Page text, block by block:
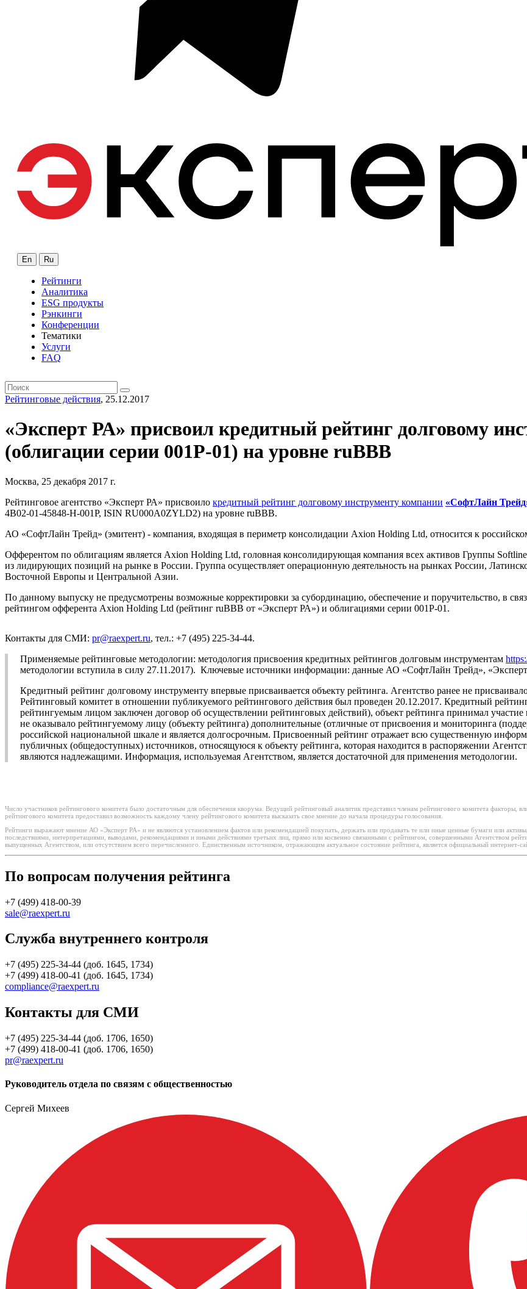
En Ru
Рейтинги
Аналитика
ESG продукты
Рэнкинги
Конференции
Тематики
Услуги
FAQ
Рейтинговые действия, 25.12.2017
«Эксперт РА» присвоил кредитный рейтинг долговому
(облигации серии 001P-01) на уровне ruBBB
Москва, 25 декабря 2017 г.
Рейтинговое агентство «Эксперт РА» присвоило кредитный рейтинг долговому инструменту компании «СофтЛайн
4B02-01-45848-H-001P, ISIN RU000A0ZYLD2) на уровне ruBBB.
АО «СофтЛайн Трейд» (эмитент) - компания, входящая в периметр консолидации Axion Holding Ltd, относится к
Офферентом по облигациям является Axion Holding Ltd, головная консолидирующая компания всех активов Группы
из лидирующих позиций на рынке в России. Группа осуществляет операционную деятельность на рынках России,
Восточной Европы и Центральной Азии.
По данному выпуску не предусмотрены возможные корректировки за субординацию, обеспечение и поручительство, в
рейтингом офферента Axion Holding Ltd (рейтинг ruBBB от «Эксперт РА») и облигациями серии 001P-01.
Контакты для СМИ: pr@raexpert.ru, тел.: +7 (495) 225-34-44.
Применяемые рейтинговые методологии: методология присвоения кредитных рейтингов долговым инструментам
методологии вступила в силу 27.11.2017). Ключевые источники информации: данные АО «СофтЛайн Трейд»,
Кредитный рейтинг долговому инструменту впервые присваивается объекту рейтинга. Агентство ранее не
Рейтинговый комитет в отношении публикуемого рейтингового действия был проведен 20.12.2017. Кредитный
рейтингуемым лицом заключен договор об осуществлении рейтинговых действий), объект рейтинга принимал
не оказывало рейтингуемому лицу (объекту рейтинга) дополнительные (отличные от присвоения и мониторинга
российской национальной шкале и является долгосрочным. Присвоенный рейтинг отражает всю существенную
публичных (общедоступных) источников, относящуюся к объекту рейтинга, которая находится в распоряжении
являются надлежащими. Информация, используемая Агентством, является достаточной для применения методологии.
Число участников рейтингового комитета было достаточным для обеспечения кворума. Ведущий рейтинговый аналитик представил членам рейтингового комитета факторы,
рейтингового комитета предоставил возможность каждому члену рейтингового комитета высказать свое мнение до начала процедуры голосования.
Рейтинги выражают мнение АО «Эксперт РА» и не являются установлением фактов или рекомендацией покупать, держать или продавать те или иные ценные бумаги или
последствиями, интерпретациями, выводами, рекомендациями и иными действиями третьих лиц, прямо или косвенно связанными с рейтингом, совершенными Агентством
выпущенных Агентством, или отсутствием всего перечисленного. Единственным источником, отражающим актуальное состояние рейтинга, является официальный интернет-
По вопросам получения рейтинга
+7 (499) 418-00-39
sale@raexpert.ru
Служба внутреннего контроля
+7 (495) 225-34-44 (доб. 1645, 1734)
+7 (499) 418-00-41 (доб. 1645, 1734)
compliance@raexpert.ru
Контакты для СМИ
+7 (495) 225-34-44 (доб. 1706, 1650)
+7 (499) 418-00-41 (доб. 1706, 1650)
pr@raexpert.ru
Руководитель отдела по связям с общественностью
Сергей Михеев